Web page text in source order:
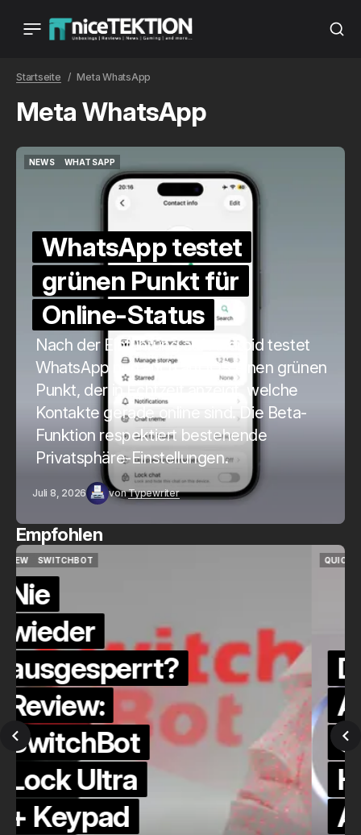
Startseite Meta WhatsApp
Meta WhatsApp
NEWS
WHATSAPP
WHATSAPP
WhatsApp testet
grünen Punkt für
Online-Status
Nach der Einführung auf Android testet
WhatsApp nun auch auf iOS einen grünen
Punkt, der in Echtzeit anzeigt, welche
Kontakte gerade online sind. Die Beta-
Funktion respektiert bestehende
Privatsphäre-Einstellungen.
Juli 8, 2026 vonTypewriter
Empfohlen
QUICKCHECK
Die Alexa-
Alternative?
QuickCheck:
Home
Assistant